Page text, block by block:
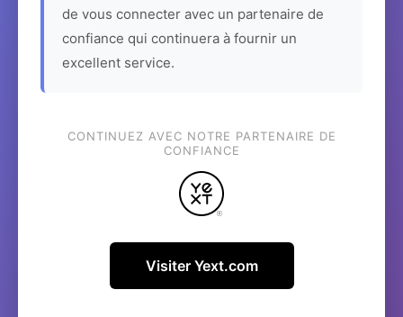
de vous connecter avec un partenaire de
confiance qui continuera à fournir un
excellent service.
CONTINUEZ AVEC NOTRE PARTENAIRE DE
CONFIANCE
Visiter Yext.com